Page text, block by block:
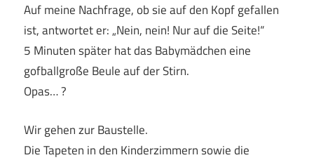
Auf meine Nachfrage, ob sie auf den Kopf gefallen
ist, antwortet er: „Nein, nein! Nur auf die Seite!“
5 Minuten später hat das Babymädchen eine
gofballgroße Beule auf der Stirn.
Opas… ?
Wir gehen zur Baustelle.
Die Tapeten in den Kinderzimmern sowie die